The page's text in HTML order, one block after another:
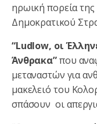
ηρωική πορεία
Δημοκρατικού
“Ludlow, οι
Άνθρακα”που
μεταναστών για
μακελειό του
σπάσουν οι